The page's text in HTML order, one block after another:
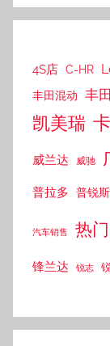
4S店 C-HR
丰田混动
丰
凯美瑞
威兰达 威驰
普拉多 普锐斯
汽车销售 热门
锋兰达 锐志